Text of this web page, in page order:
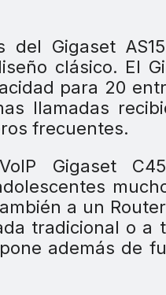
Gigaset
clásico. El
para 20
llamadas
frecuentes.
Gigaset
a un
tradicional o a
además de